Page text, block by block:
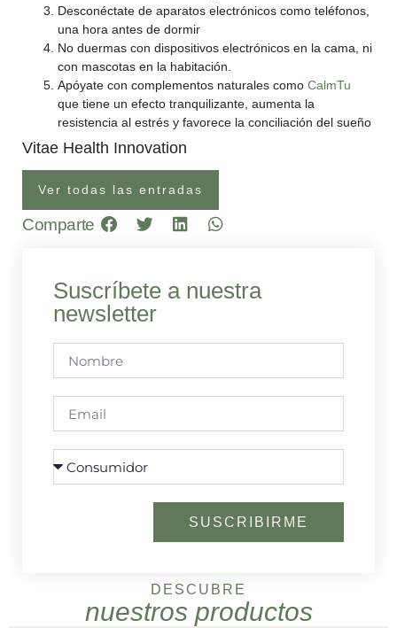
Desconéctate de aparatos electrónicos como teléfonos,
una hora antes de dormir
No duermas con dispositivos electrónicos en la cama, ni
con mascotas en la habitación.
Apóyate con complementos naturales como CalmTu
que tiene un efecto tranquilizante, aumenta la
resistencia al estrés y favorece la conciliación del sueño
Vitae Health Innovation
Ver todas las entradas
Comparte
Suscríbete a nuestra
newsletter
SUSCRIBIRME
DESCUBRE
nuestros productos